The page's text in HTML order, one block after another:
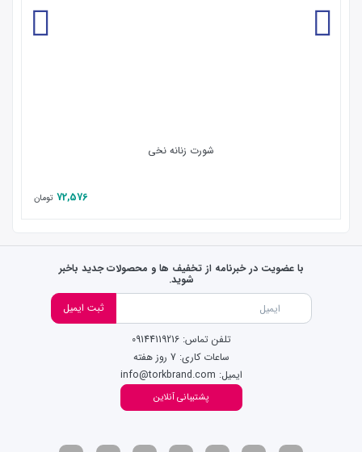
شورت زنانه نخی
72,576 تومان
با عضویت در خبرنامه از تخفیف ها و محصولات جدید باخبر
شوید.
ثبت ایمیل
پشتیبانی آنلاین
تلفن تماس: 09144119216
ساعات کاری: 7 روز هفته
ایمیل: info@torkbrand.com